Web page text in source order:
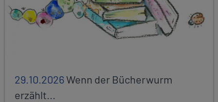
29.10.2026Wenn der Bücherwurm
erzählt...